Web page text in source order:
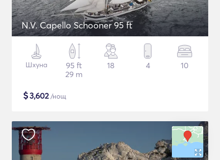
N.V. Capello Schooner 95 ft
Шхуна
95 ft
29 m
18 4 10
$3,602/нощ